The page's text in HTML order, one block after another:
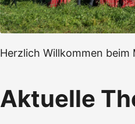
Herzlich Willkommen
Aktuelle